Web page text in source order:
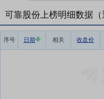
可靠股份上榜明细数据（
序号 日期 相关 收盘价